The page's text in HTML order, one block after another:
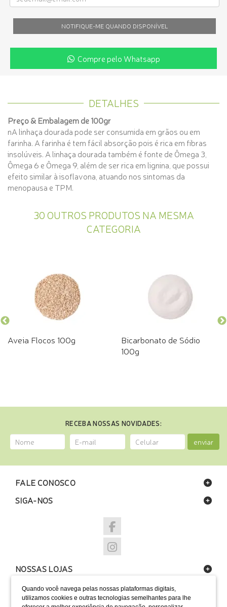
Quando você navega pelas nossas plataformas digitais,
utilizamos cookies e outras tecnologias semelhantes para lhe
NOTIFIQUE-ME QUANDO DISPONÍVEL
Compre pelo Whatsapp
DETALHES
Preço & Embalagem de 100gr
nA linhaça dourada pode ser consumida em grãos ou em
farinha. A farinha é tem fácil absorção pois é rica em fibras
insolúveis. A linhaça dourada também é fonte de Ômega 3,
Ômega 6 e Ômega 9, além de ser rica em lignina, que possui
efeito similar à isoflavona, atuando nos sintomas da
menopausa e TPM.
30 OUTROS PRODUTOS NA MESMA
CATEGORIA
Aveia Flocos 100g
Bicarbonato de Sódio
100g
RECEBA NOSSAS NOVIDADES:
enviar
FALE CONOSCO
SIGA-NOS
NOSSAS LOJAS
FORMAS DE PAGAMENTO